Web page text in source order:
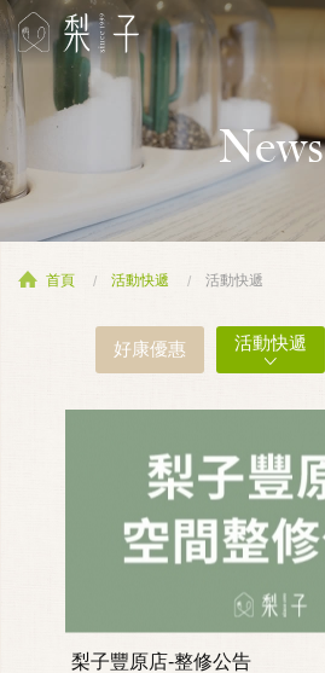
News
首頁 活動快遞 活動快遞
好康優惠 活動快遞
梨子豐原店-整修公告